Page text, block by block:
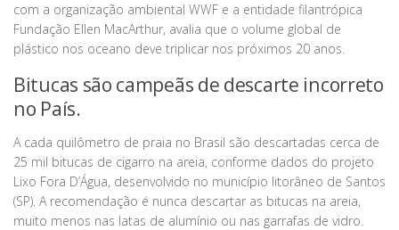
com a organização ambiental WWF e a entidade filantrópica
Fundação Ellen MacArthur, avalia que o volume global de
plástico nos oceano deve triplicar nos próximos 20 anos.
Bitucas são campeãs de descarte incorreto
no País.
A cada quilômetro de praia no Brasil são descartadas cerca de
25 mil bitucas de cigarro na areia, conforme dados do projeto
Lixo Fora D’Água, desenvolvido no município litorâneo de Santos
(SP). A recomendação é nunca descartar as bitucas na areia,
muito menos nas latas de alumínio ou nas garrafas de vidro.